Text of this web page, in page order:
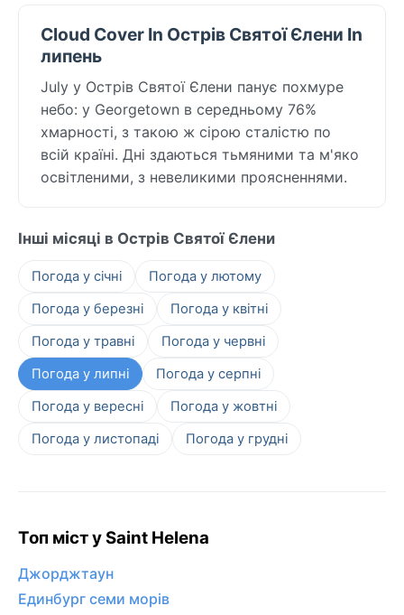
Cloud Cover In Острів Святої Єлени In
липень
July у Острів Святої Єлени панує похмуре
небо: у Georgetown в середньому 76%
хмарності, з такою ж сірою сталістю по
всій країні. Дні здаються тьмяними та м'яко
освітленими, з невеликими проясненнями.
Інші місяці в Острів Святої Єлени
Погода у січні
Погода у лютому
Погода у березні
Погода у квітні
Погода у травні
Погода у червні
Погода у липні
Погода у серпні
Погода у вересні
Погода у жовтні
Погода у листопаді
Погода у грудні
Топ міст у Saint Helena
Джорджтаун
Единбург семи морів